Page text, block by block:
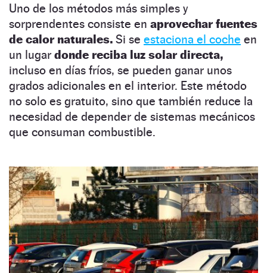
Uno de los métodos más simples y
sorprendentes consiste en aprovechar fuentes
de calor naturales. Si se estaciona el coche en
un lugar donde reciba luz solar directa,
incluso en días fríos, se pueden ganar unos
grados adicionales en el interior. Este método
no solo es gratuito, sino que también reduce la
necesidad de depender de sistemas mecánicos
que consuman combustible.